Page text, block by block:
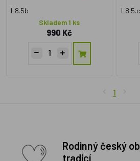
L8.5b
Skladem 1 ks
990 Kč
L8.5.c
1
Rodinný český
tradicí